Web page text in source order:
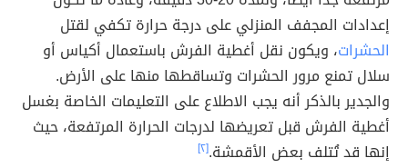
إعدادات المجفف المنزلي على درجة حرارة تكفي لقتل
الحشرات، ويكون نقل أغطية الفرش باستعمال أكياس أو
سلال تمنع مرور الحشرات وتساقطها منها على الأرض.
والجدير بالذكر أنه يجب الاطلاع على التعليمات الخاصة بغسل
أغطية الفرش قبل تعريضها لدرجات الحرارة المرتفعة، حيث
إنها قد تُتلف بعض الأقمشة.[٢]